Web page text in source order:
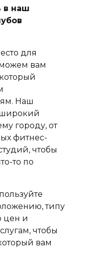
в наш
для
вам
Наш
широкий
городу, от
фитнес-
чтобы
то по
типу
цен и
чтобы
вам